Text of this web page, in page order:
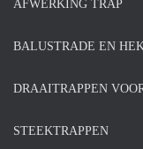
AFWERKING TRAP
BALUSTRADE EN
DRAAITRAPPEN
STEEKTRAPPEN